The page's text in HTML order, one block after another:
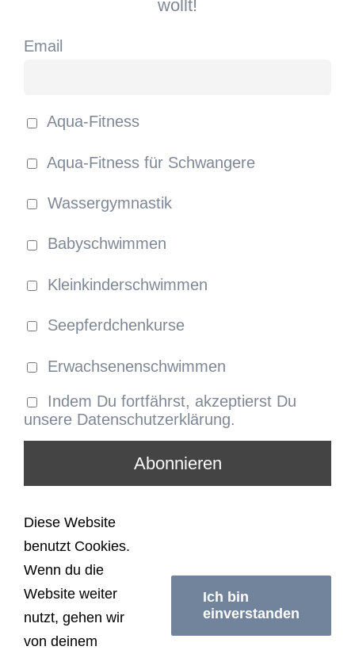
wollt!
Email
Aqua-Fitness
Aqua-Fitness für Schwangere
Wassergymnastik
Babyschwimmen
Kleinkinderschwimmen
Seepferdchenkurse
Erwachsenenschwimmen
Indem Du fortfährst, akzeptierst Du
unsere Datenschutzerklärung.
© Copyright2026 | Schwimmerei Berlin | All
Rights Reserved |
Impressum/Datenschutzerklärung|
Diese Website
benutzt Cookies.
Wenn du die
Website weiter
nutzt, gehen wir
von deinem
Ich bin
einverstanden